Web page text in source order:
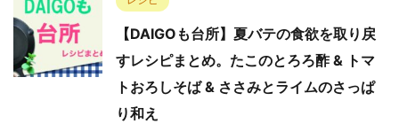
【DAIGOも台所】夏バテの食欲を取り戻
すレシピまとめ。たこのとろろ酢 & トマ
トおろしそば & ささみとライムのさっぱ
り和え